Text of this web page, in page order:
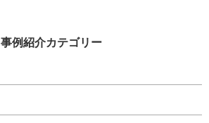
事例紹介カテゴリー